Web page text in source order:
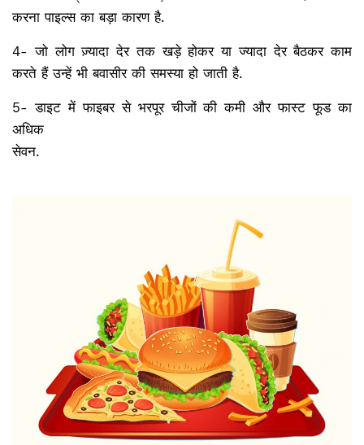
करना पाइल्स का बड़ा कारण है.
4- जो लोग ज़्यादा देर तक खड़े होकर या ज्यादा देर बैठकर काम
करते हैं उन्हें भी बवासीर की समस्या हो जाती है.
5- डाइट में फाइबर से भरपूर चीजों की कमी और फास्ट फूड का
अधिक
सेवन.